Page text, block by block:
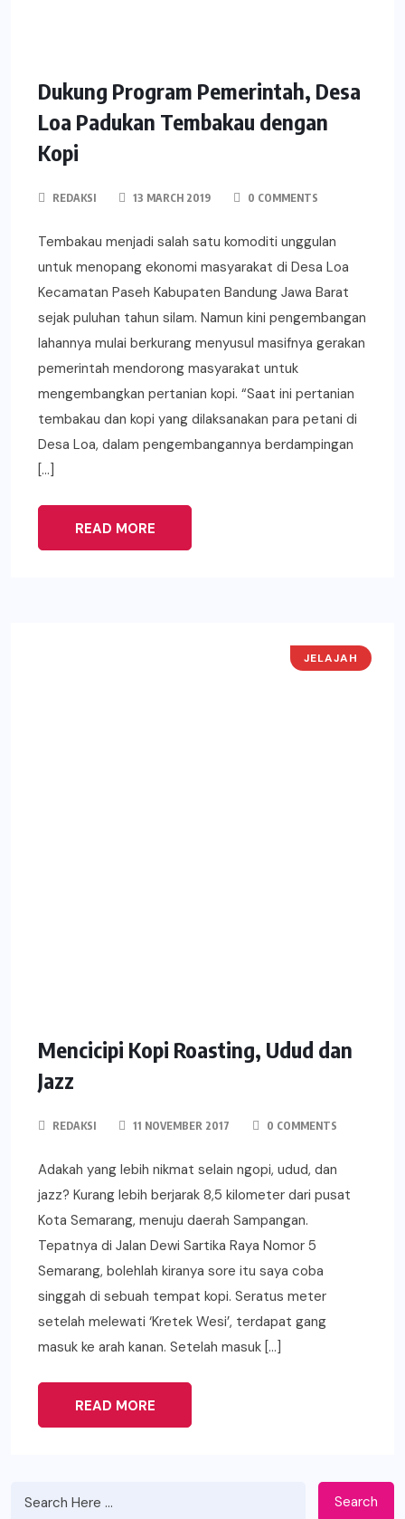
Dukung Program Pemerintah, Desa
Loa Padukan Tembakau dengan
Kopi
REDAKSI 13 MARCH 2019 0 COMMENTS
Tembakau menjadi salah satu komoditi unggulan
untuk menopang ekonomi masyarakat di Desa Loa
Kecamatan Paseh Kabupaten Bandung Jawa Barat
sejak puluhan tahun silam. Namun kini pengembangan
lahannya mulai berkurang menyusul masifnya gerakan
pemerintah mendorong masyarakat untuk
mengembangkan pertanian kopi. “Saat ini pertanian
tembakau dan kopi yang dilaksanakan para petani di
Desa Loa, dalam pengembangannya berdampingan
[…]
READ MORE
JELAJAH
Mencicipi Kopi Roasting, Udud dan
Jazz
REDAKSI 11 NOVEMBER 2017 0 COMMENTS
Adakah yang lebih nikmat selain ngopi, udud, dan
jazz? Kurang lebih berjarak 8,5 kilometer dari pusat
Kota Semarang, menuju daerah Sampangan.
Tepatnya di Jalan Dewi Sartika Raya Nomor 5
Semarang, bolehlah kiranya sore itu saya coba
singgah di sebuah tempat kopi. Seratus meter
setelah melewati ‘Kretek Wesi’, terdapat gang
masuk ke arah kanan. Setelah masuk […]
READ MORE
Search